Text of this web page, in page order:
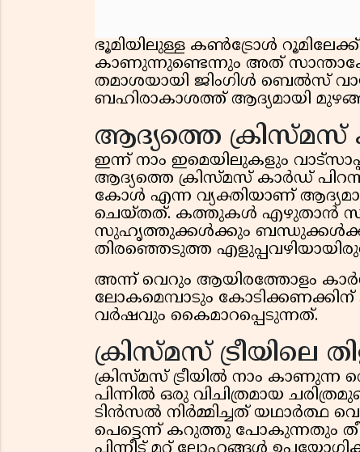
ഭൂമിയിലുള്ള കൺട്രോൾ
കാണുന്നുണ്ടെന്നും അത്
തമാശയായി ജിംഗിൾ ബെൽസ്
ബഹിരാകാശത്ത് ആദ്യമായി
ആദ്യത്തെ ക്രിസ്മസ്
ഇന്ന് നാം ഇമെയിലുകളും
ആദ്യത്തെ ക്രിസ്മസ് കാർഡ്
കോൾ എന്ന വ്യക്തിയാണ്
ചെയ്തത്. കത്തുകൾ എഴുതാൻ
സുഹൃത്തുക്കൾക്കും
തിരഞ്ഞെടുത്ത
അന്ന് വെറും ആയിരത്തോളം
ലോകമെമ്പാടും
വർഷവും കൈമാറപ്പെടുന്നത്.
ക്രിസ്മസ്
ക്രിസ്മസ് ട്രീയിൽ നാം കാണുന്ന
പിന്നിൽ ഒരു വിചിത്രമായ
ടിൻസൽ നിർമ്മിച്ചത് യഥാർത്ഥ
പെട്ടെന്ന് കറുത്തു പോകുന്നതും